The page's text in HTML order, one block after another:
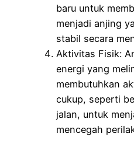
baru untuk
menjadi anjing
stabil secara
Aktivitas Fisik:
energi yang
membutuhkan
cukup, seperti
jalan, untuk
mencegah